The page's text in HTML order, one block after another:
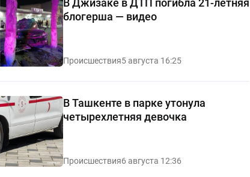
В Джизаке в ДТП погибла 21-летняя
блогерша — видео
Происшествия5 августа 16:25
В Ташкенте в парке утонула
четырехлетняя девочка
Происшествия6 августа 12:36